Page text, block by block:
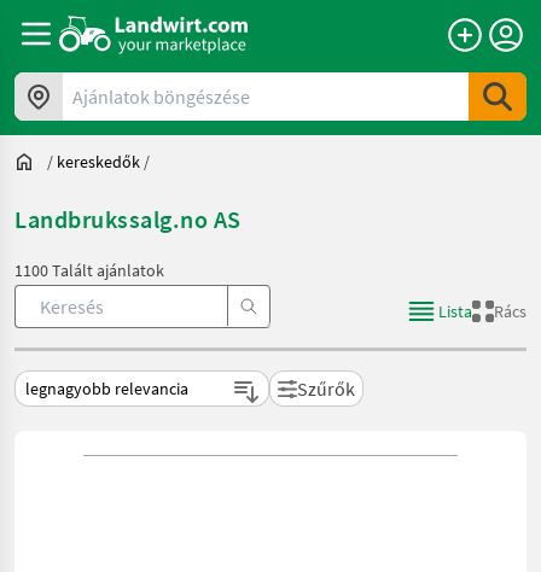
Ajánlatok böngészése
/ kereskedők /
Landbrukssalg.no AS
1100 Talált ajánlatok
Lista
Rács
Szűrők